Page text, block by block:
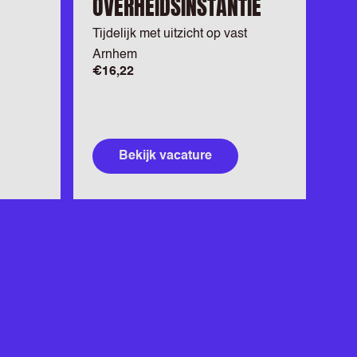
Tijdelijk met uitzicht op vast
Arnhem
€16,22
Bekijk vacature